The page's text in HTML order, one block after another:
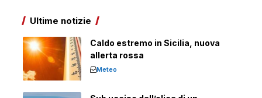
Ultime notizie
Caldo estremo in Sicilia, nuova
allerta rossa
Meteo